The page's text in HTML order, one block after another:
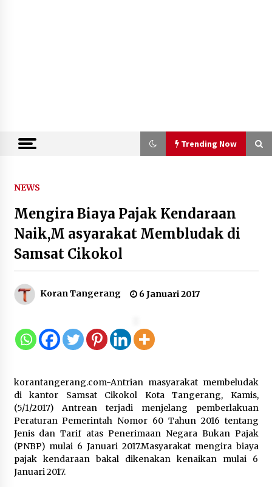
Trending Now
Kejari Kota Tangerang Bongkar
Korupsi Rp5,49 Miliar: Sewa Pesawat
Fiktif, Eks VP Angkasa Pura Kargo
Ditahan
Dukung Ekosistem Kendaraan
Match Pendidikan–Industri
5 Agustus 2026
Marak Kecelakaan Kapal, Puan
Soroti Minimnya Faktor Keamanan
Transportasi Laut
5 Agustus 2026
NEWS
Mengira Biaya Pajak Kendaraan
Naik,M asyarakat Membludak di
Samsat Cikokol
Koran Tangerang 6 Januari 2017
korantangerang.com-Antrian masyarakat membeludak
di kantor Samsat Cikokol Kota Tangerang, Kamis,
(5/1/2017) Antrean terjadi menjelang pemberlakuan
Peraturan Pemerintah Nomor 60 Tahun 2016 tentang
Jenis dan Tarif atas Penerimaan Negara Bukan Pajak
(PNBP) mulai 6 Januari 2017.Masyarakat mengira biaya
pajak kendaraan bakal dikenakan kenaikan mulai 6
Januari 2017.